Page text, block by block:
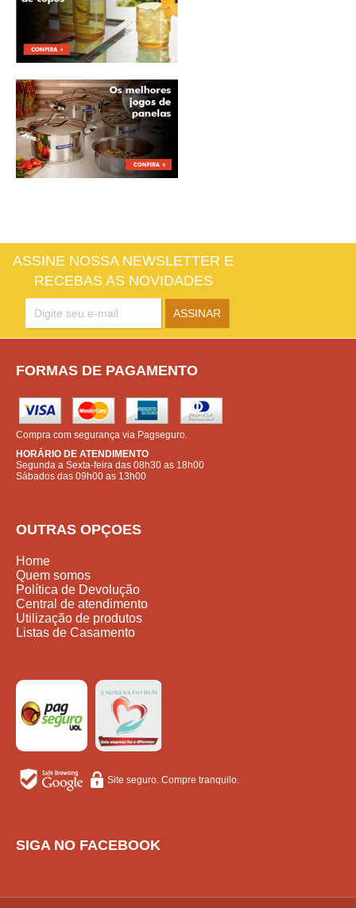
ASSINE NOSSA NEWSLETTER E
RECEBAS AS NOVIDADES
FORMAS DE PAGAMENTO
Compra com segurança via Pagseguro.
HORÁRIO DE ATENDIMENTO
Segunda a Sexta-feira das 08h30 as 18h00
Sábados das 09h00 as 13h00
OUTRAS OPÇOES
Home
Quem somos
Política de Devolução
Central de atendimento
Utilização de produtos
Listas de Casamento
Site seguro. Compre tranquilo.
SIGA NO FACEBOOK